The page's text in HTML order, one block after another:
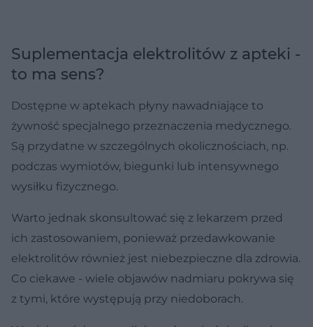
Suplementacja elektrolitów z apteki -
to ma sens?
Dostępne w aptekach płyny nawadniające to
żywność specjalnego przeznaczenia medycznego.
Są przydatne w szczególnych okolicznościach, np.
podczas wymiotów, biegunki lub intensywnego
wysiłku fizycznego.
Warto jednak skonsultować się z lekarzem przed
ich zastosowaniem, ponieważ przedawkowanie
elektrolitów również jest niebezpieczne dla zdrowia.
Co ciekawe - wiele objawów nadmiaru pokrywa się
z tymi, które występują przy niedoborach.